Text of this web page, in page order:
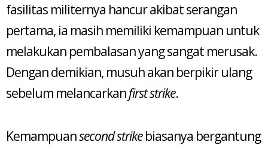
fasilitas militernya hancur akibat serangan
pertama, ia masih memiliki kemampuan untuk
melakukan pembalasan yang sangat merusak.
Dengan demikian, musuh akan berpikir ulang
sebelum melancarkanfirst strike.
Kemampuansecond strikebiasanya bergantung